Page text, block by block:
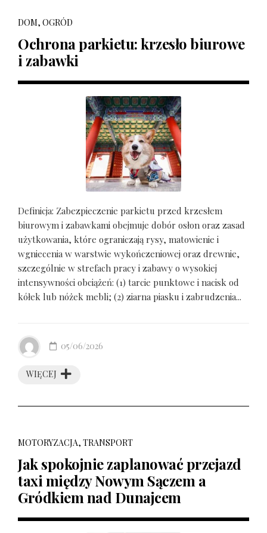
DOM, OGRÓD
Ochrona parkietu: krzesło biurowe
i zabawki
Definicja: Zabezpieczenie parkietu przed krzesłem
biurowym i zabawkami obejmuje dobór osłon oraz zasad
użytkowania, które ograniczają rysy, matowienie i
wgniecenia w warstwie wykończeniowej oraz drewnie,
szczególnie w strefach pracy i zabawy o wysokiej
intensywności obciążeń: (1) tarcie punktowe i nacisk od
kółek lub nóżek mebli; (2) ziarna piasku i zabrudzenia...
WIĘCEJ
05/06/2026
MOTORYZACJA, TRANSPORT
Jak spokojnie zaplanować przejazd
taxi między Nowym Sączem a
Gródkiem nad Dunajcem